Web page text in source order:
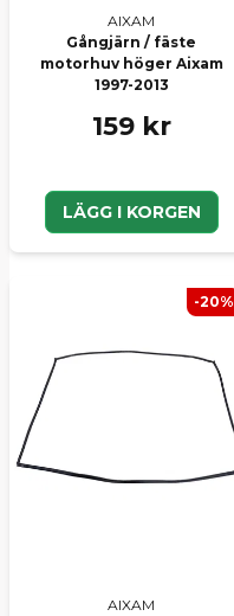
AIXAM
Gångjärn / fäste
motorhuv höger Aixam
1997-2013
159 kr
LÄGG I KORGEN
AIXAM
-20%